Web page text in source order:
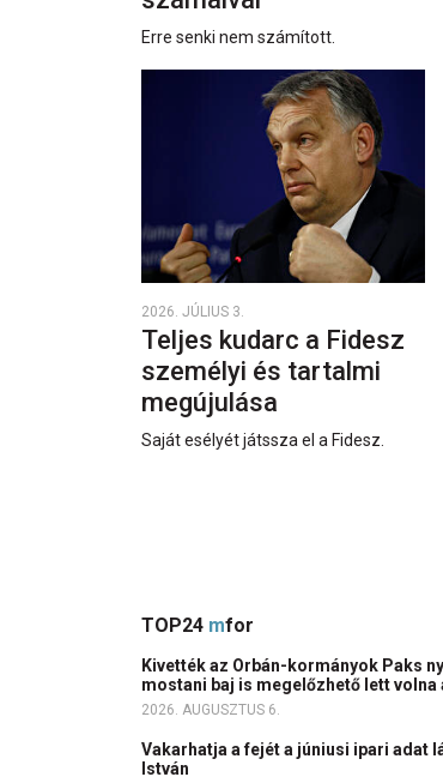
Erre senki nem számított.
2026. JÚLIUS 3.
Teljes kudarc a Fidesz
személyi és tartalmi
megújulása
Saját esélyét játssza el a Fidesz.
TOP24 mfor
Kivették az Orbán-kormányok Paks
mostani baj is megelőzhető lett volna
2026. AUGUSZTUS 6.
Vakarhatja a fejét a júniusi ipari adat
István